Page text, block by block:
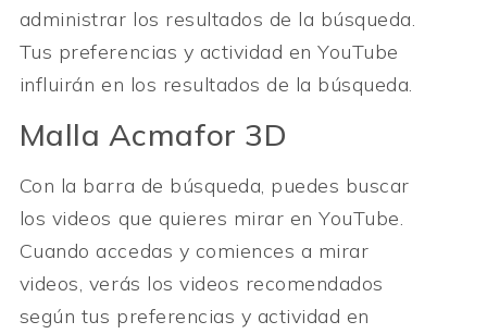
administrar los resultados de la búsqueda.
Tus preferencias y actividad en YouTube
influirán en los resultados de la búsqueda.
Malla Acmafor 3D
Con la barra de búsqueda, puedes buscar
los videos que quieres mirar en YouTube.
Cuando accedas y comiences a mirar
videos, verás los videos recomendados
según tus preferencias y actividad en